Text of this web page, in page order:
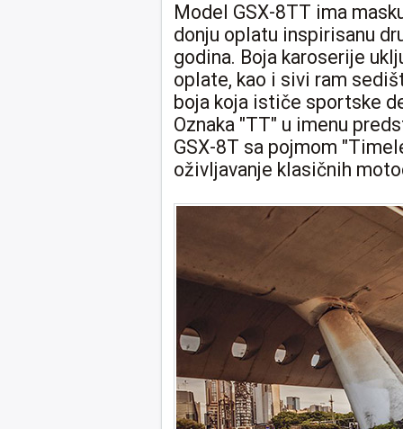
Model GSX-8TT ima
donju oplatu inspirisanu
godina. Boja karoserije
oplate, kao i sivi ram
boja koja ističe sportske
Oznaka "TT" u imenu
GSX-8T sa pojmom
oživljavanje klasičnih